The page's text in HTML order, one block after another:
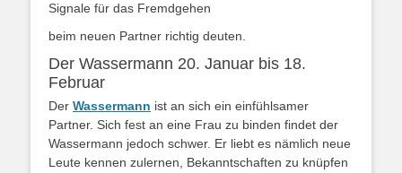
Signale für das Fremdgehen
beim neuen Partner richtig deuten.
Der Wassermann 20. Januar bis 18.
Februar
Der Wassermann ist an sich ein einfühlsamer
Partner. Sich fest an eine Frau zu binden findet der
Wassermann jedoch schwer. Er liebt es nämlich neue
Leute kennen zulernen, Bekanntschaften zu knüpfen